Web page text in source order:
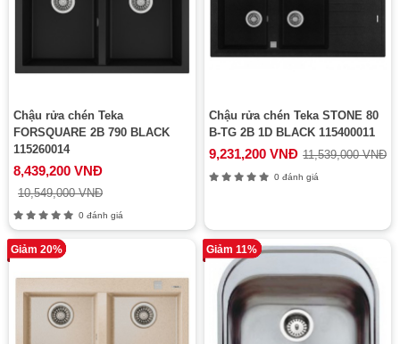
Chậu rửa chén Teka
FORSQUARE 2B 790 BLACK
115260014
8,439,200 VNĐ
10,549,000 VNĐ
0 đánh giá
Chậu rửa chén Teka STONE 80
B-TG 2B 1D BLACK 115400011
9,231,200 VNĐ 11,539,000 VNĐ
0 đánh giá
Giảm 20% Giảm 11%